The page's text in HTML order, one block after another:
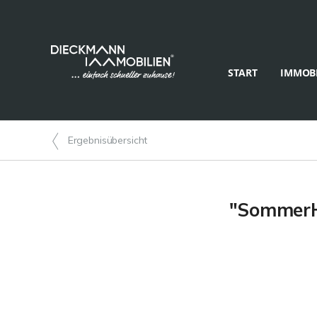
START
Ergebnisübersicht